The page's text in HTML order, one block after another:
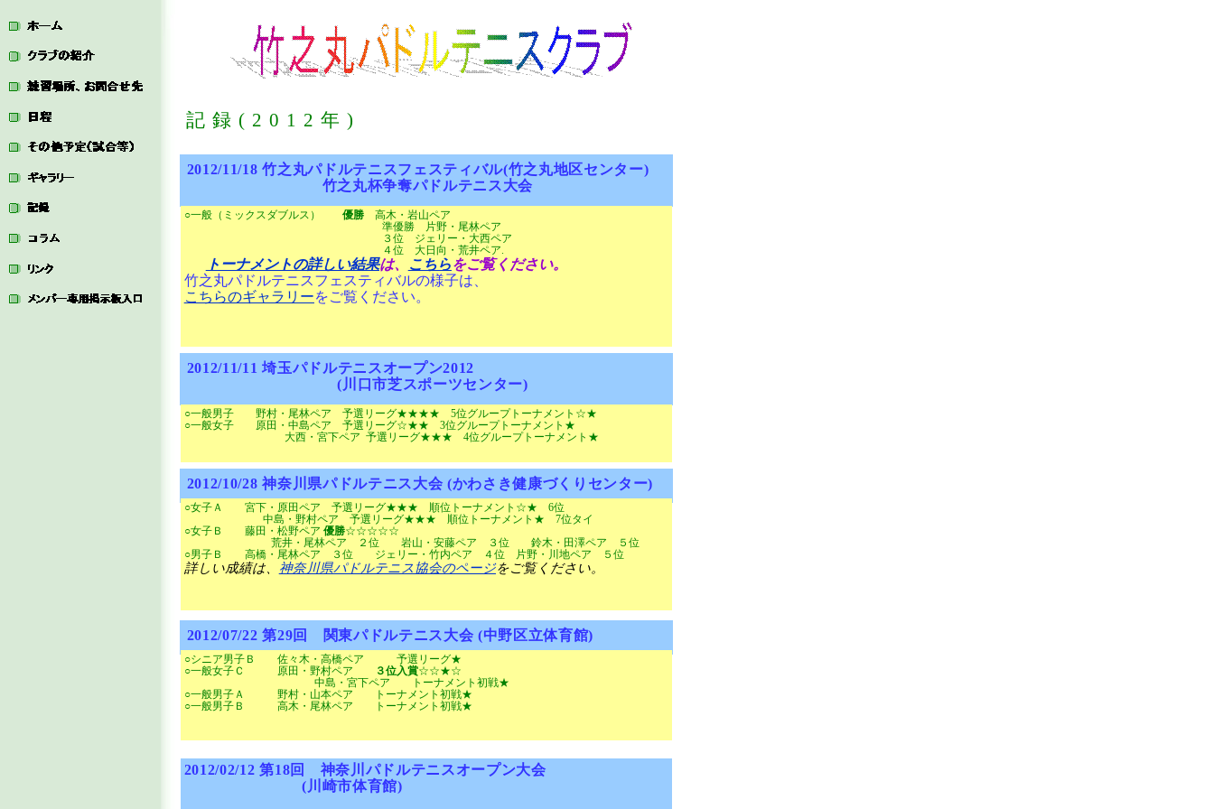
記録( 2012 年)
2012/02/12第18回 神奈川パドルテニスオープン大会
(川崎市体育館)
2012/10/28神奈川県パドルテニス大会 (かわさき健康づくりセンター)
○女子Ａ 宮下・原田ペア 予選リーグ★★★ 順位トーナメント☆★ 6位
中島・野村ペア 予選リーグ★★★ 順位トーナメント★ 7位タイ
○女子Ｂ 藤田・松野ペア 優勝☆☆☆☆☆
荒井・尾林ペア ２位 岩山・安藤ペア ３位 鈴木・田澤ペア ５位
○男子Ｂ 高橋・尾林ペア ３位 ジェリー・竹内ペア ４位 片野・川地ペア ５位
詳しい成績は、 神奈川県パドルテニス協会のページをご覧ください。
2012/07/22第29回 関東パドルテニス大会 (中野区立体育館)
○シニア男子Ｂ 佐々木・高橋ペア 予選リーグ★
○一般女子Ｃ 原田・野村ペア
３位入賞☆☆★☆
中島・宮下ペア トーナメント初戦★
○一般男子Ａ 野村・山本ペア トーナメント初戦★
○一般男子Ｂ 高木・尾林ペア トーナメント初戦★
2012/11/18竹之丸パドルテニスフェスティバル(竹之丸地区センター)
竹之丸杯争奪パドルテニス大会
○一般（ミックスダブルス） 優勝高木・岩山ペア
準優勝 片野・尾林ペア
３位 ジェリー・大西ペア
４位 大日向・荒井ペア.
トーナメントの詳しい結果は、 こちらをご覧ください。
竹之丸パドルテニスフェスティバルの様子は、
こちらのギャラリーをご覧ください。
2012/11/11埼玉パドルテニスオープン2012
(川口市芝スポーツセンター)
○一般男子 野村・尾林ペア 予選リーグ★★★★ 5位グループトーナメント☆★
○一般女子 原田・中島ペア 予選リーグ☆★★ 3位グループトーナメント★
大西・宮下ペア 予選リーグ★★★ 4位グループトーナメント★